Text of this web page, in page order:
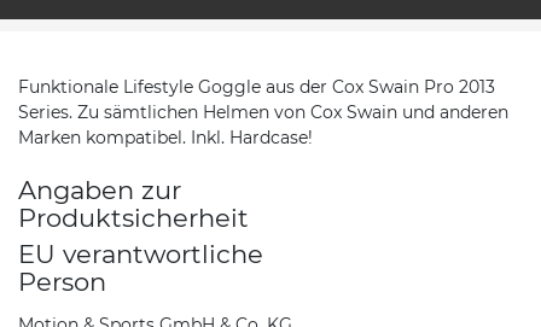
Funktionale Lifestyle Goggle aus der Cox Swain Pro 2013
Series. Zu sämtlichen Helmen von Cox Swain und anderen
Marken kompatibel. Inkl. Hardcase!
Angaben zur
Produktsicherheit
EU verantwortliche
Person